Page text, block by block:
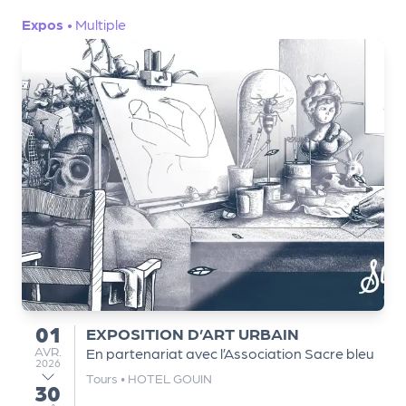
Expos • Multiple
du
01
AVRIL
AVR.
2026
au
30
EXPOSITION D’ART URBAIN
En partenariat avec l’Association Sacre bleu
Tours • HOTEL GOUIN
r
t
e
n
a
ir
e
s